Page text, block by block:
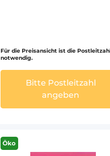
Für die Preisansicht ist die Postleitzahl
notwendig.
Bitte Postleitzahl
angeben
Öko